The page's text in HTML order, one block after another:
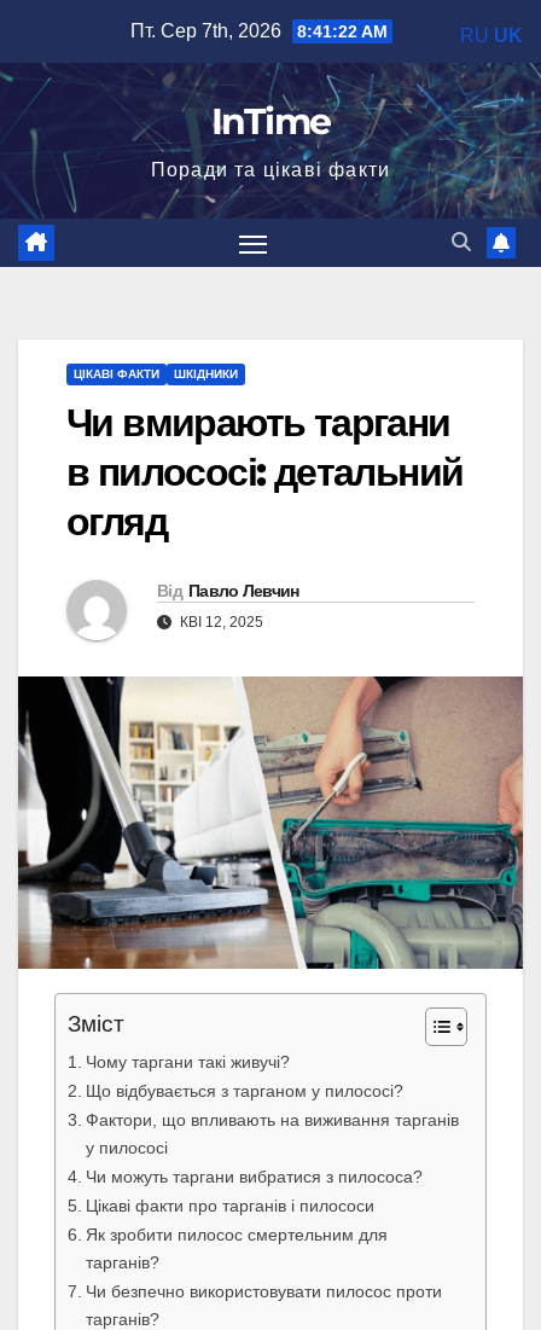
вмісту
Пт. Сер 7th, 2026 8:41:23 AM
InTime
Поради та цікаві факти
ЦІКАВІ ФАКТИ ШКІДНИКИ
Чи вмирають таргани
в пилососі: детальний
огляд
Від Павло Левчин
КВІ 12, 2025
Зміст
Чому таргани такі живучі?
Що відбувається з тарганом у пилососі?
Фактори, що впливають на виживання тарганів
у пилососі
Чи можуть таргани вибратися з пилососа?
Цікаві факти про тарганів і пилососи
Як зробити пилосос смертельним для
тарганів?
Чи безпечно використовувати пилосос проти
тарганів?
RU UK